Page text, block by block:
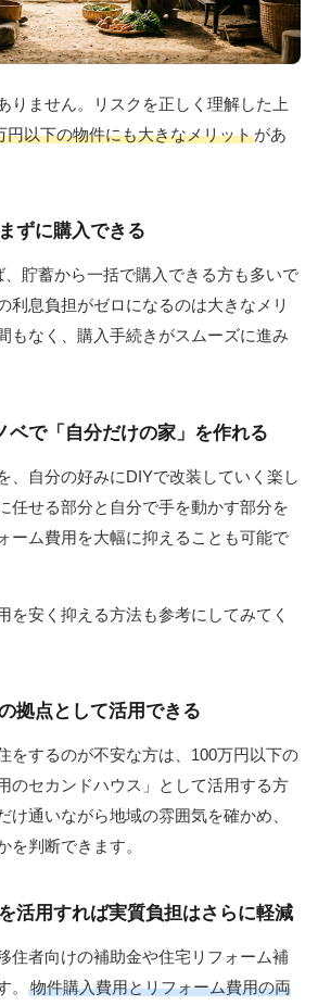
りません。リスクを正しく理解した上
円以下の物件にも大きなメリットがあ
ずに購入できる
、貯蓄から一括で購入できる方も多いで
利息負担がゼロになるのは大きなメリ
もなく、購入手続きがスムーズに進み
ベで「自分だけの家」を作れる
、自分の好みにDIYで改装していく楽し
任せる部分と自分で手を動かす部分を
ーム費用を大幅に抑えることも可能で
を安く抑える方法も参考にしてみてく
拠点として活用できる
をするのが不安な方は、100万円以下の
のセカンドハウス」として活用する方
け通いながら地域の雰囲気を確かめ、
を判断できます。
活用すれば実質負担はさらに軽減
住者向けの補助金や住宅リフォーム補
。
物件購入費用とリフォーム費用の両